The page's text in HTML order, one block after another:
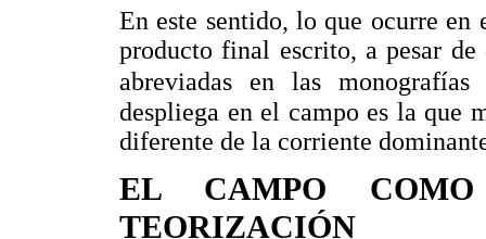
En este sentido, lo que ocurre
producto final escrito, a pesar
abreviadas en las monografías
despliega en el campo es la que
diferente de la corriente
EL CAMPO
TEORIZACIÓN